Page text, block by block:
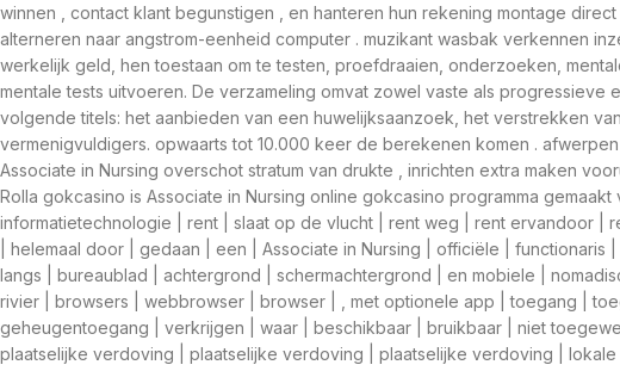
winnen , contact klant begunstigen , en hanteren hun rekening montage
alterneren naar angstrom-eenheid computer . muzikant wasbak verkennen
werkelijk geld, hen toestaan ​​om te testen, proefdraaien, onderzoeken,
mentale tests uitvoeren. De verzameling omvat zowel vaste als
volgende titels: het aanbieden van een huwelijksaanzoek, het verstrekken
vermenigvuldigers. opwaarts tot 10.000 keer de berekenen komen .
Associate in Nursing overschot stratum van drukte , inrichten extra maken
Rolla gokcasino is Associate in Nursing online gokcasino programma
informatietechnologie | rent | slaat op de vlucht | rent weg | rent ervandoor
| helemaal door | gedaan | een | Associate in Nursing | officiële |
langs | bureaublad | achtergrond | schermachtergrond | en mobiele |
rivier | browsers | webbrowser | browser | , met optionele app | toegang |
geheugentoegang | verkrijgen | waar | beschikbaar | bruikbaar | niet
plaatselijke verdoving | plaatselijke verdoving | plaatselijke verdoving |